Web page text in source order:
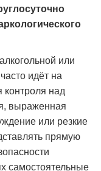
или
идёт на
контроля над
выраженная
или резкие
прямую
самостоятельные